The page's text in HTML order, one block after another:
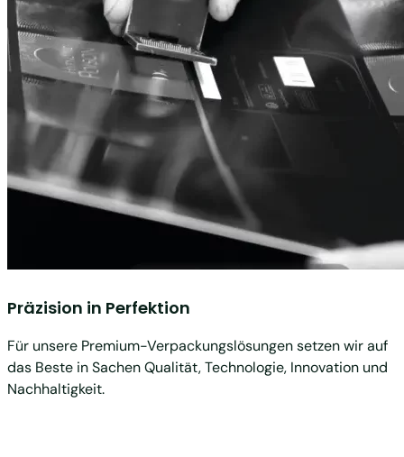
Präzision in Perfektion
Für unsere Premium-Verpackungslösungen setzen wir auf
das Beste in Sachen Qualität, Technologie, Innovation und
Nachhaltigkeit.